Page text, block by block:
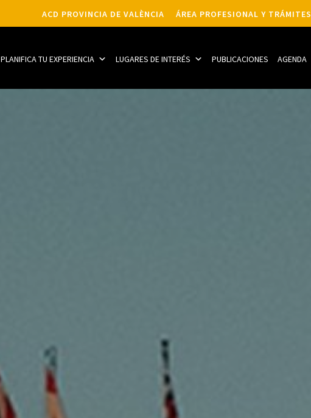
ACD PROVINCIA DE VALÈNCIA ÁREA PROFESIONAL Y TRÁMITES
PLANIFICA TU EXPERIENCIA LUGARES DE INTERÉS PUBLICACIONES AGENDA